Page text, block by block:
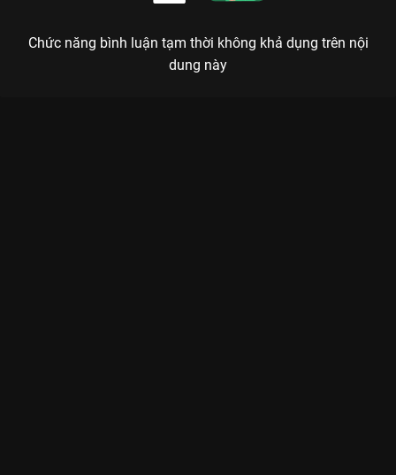
Chức năng bình luận tạm thời không khả dụng trên nội
dung này